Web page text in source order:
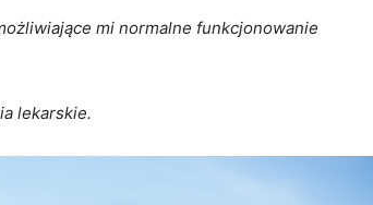
mi normalne funkcjonowanie
lekarskie.